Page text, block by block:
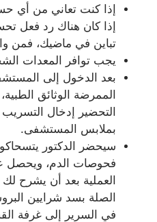
إذا كنت تعاني من أي
إذا كان هناك رد فعل
تباين في ماضيك، فمن
يجب توافر المعدات الشخصية
بعد الدخول إلى
الممرضة الوثائق
التحضير إدخال
بملابس المستشفى.
سيحضر الدكتور
فحوصات الدم، ويحصل
العملية بعد أن يشرح
الصلة بسد شرايين
في السرير إلى غرفة